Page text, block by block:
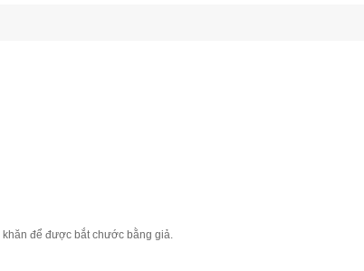
để được bắt chước bằng giả.